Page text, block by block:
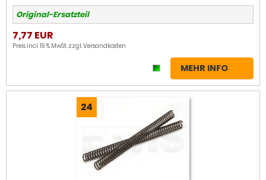
Original-Ersatzteil
7,77 EUR
Preis incl. 19 % MwSt. zzgl.Versandkosten
MEHR INFO
24